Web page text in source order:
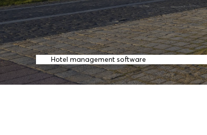
Dịch vụ lưu trú
Liên hệHotel management software